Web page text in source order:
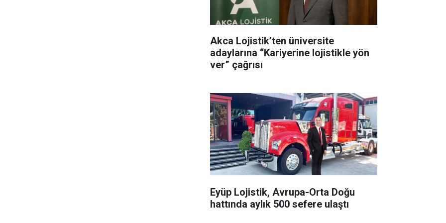
Akca Lojistik’ten üniversite
adaylarına “Kariyerine lojistikle yön
ver” çağrısı
Eyüp Lojistik, Avrupa-Orta Doğu
hattında aylık 500 sefere ulaştı